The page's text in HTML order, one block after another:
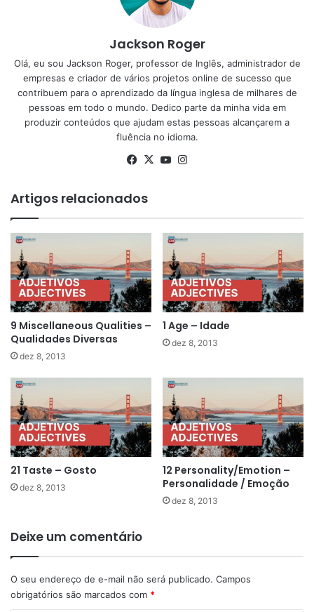
Jackson Roger
Olá, eu sou Jackson Roger, professor de Inglês, administrador de
empresas e criador de vários projetos online de sucesso que
contribuem para o aprendizado da língua inglesa de milhares de
pessoas em todo o mundo. Dedico parte da minha vida em
produzir conteúdos que ajudam estas pessoas alcançarem a
fluência no idioma.
Facebook
X YouTube
Artigos relacionados
9 Miscellaneous Qualities –
Qualidades Diversas
dez 8, 2013
1 Age – Idade
dez 8, 2013
21 Taste – Gosto
dez 8, 2013
12 Personality/Emotion –
Personalidade / Emoção
dez 8, 2013
Deixe um comentário
O seu endereço de e-mail não será publicado. Campos
obrigatórios são marcados com *